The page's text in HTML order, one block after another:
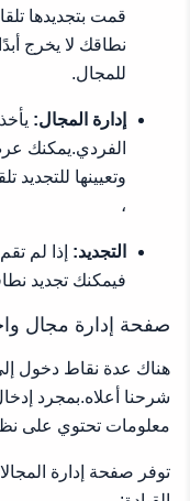
قمت بتجديدها
نطاقك لا يخرج
للمجال.
إدارة المجال:
الفردي.يمكنك
وتعيينها
،
التجديد: إذا لم
فيمكنك تجديد
صفحة إدارة مجال
هناك عدة نقاط دخول
شرحنا أعلاه.بمجرد
معلومات تحتوي على
توفر صفحة إدارة